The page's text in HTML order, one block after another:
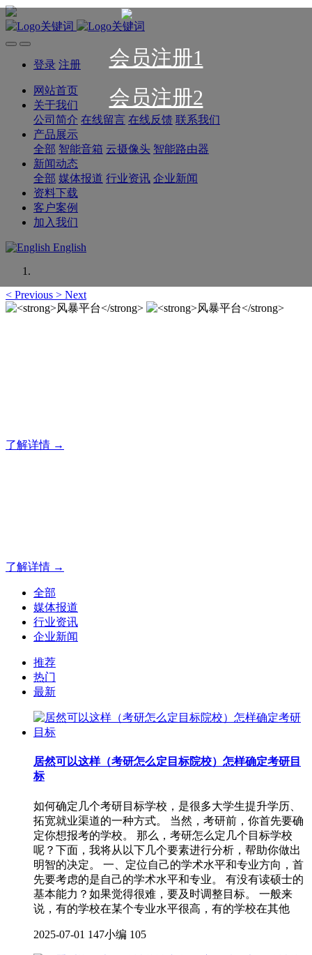
会员注册1
会员注册2
登录 注册
网站首页
关于我们
公司简介 在线留言 在线反馈 联系我们
产品展示
全部 智能音箱 云摄像头 智能路由器
新闻动态
全部 媒体报道 行业资讯 企业新闻
资料下载
客户案例
加入我们
English
< Previous > Next
了解详情 →
了解详情 →
全部
媒体报道
行业资讯
企业新闻
推荐
热门
最新
居然可以这样（考研怎么定目标院校）怎样确定考研目
标
如何确定几个考研目标学校，是很多大学生提升学历、
拓宽就业渠道的一种方式。 当然，考研前，你首先要确
定你想报考的学校。 那么，考研怎么定几个目标学校
呢？下面，我将从以下几个要素进行分析，帮助你做出
明智的决定。 一、定位自己的学术水平和专业方向，首
先要考虑的是自己的学术水平和专业。 有没有读硕士的
基本能力？如果觉得很难，要及时调整目标。 一般来
说，有的学校在某个专业水平很高，有的学校在其他
2025-07-01 147小编 105